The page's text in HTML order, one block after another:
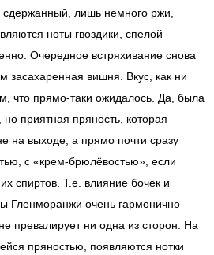
сдержанный, лишь немного ржи,
ноты гвоздики, спелой
Очередное встряхивание снова
засахаренная вишня. Вкус, как ни
что прямо-таки ожидалось. Да, была
приятная пряность, которая
на выходе, а прямо почти сразу
с «крем-брюлёвостью», если
спиртов. Т.е. влияние бочек и
Гленморанжи очень гармонично
превалирует ни одна из сторон. На
пряностью, появляются нотки